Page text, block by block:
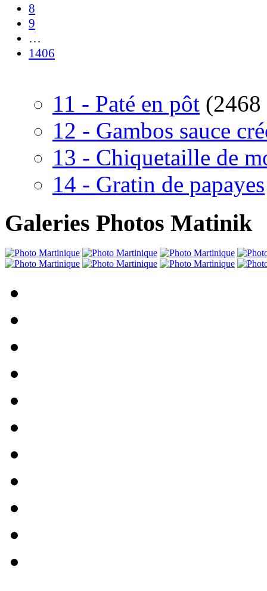
8
9
…
1406
11 - Paté en pôt (2468
12 - Gambos sauce
13 - Chiquetaille de
14 - Gratin de papayes
Galeries Photos Matinik